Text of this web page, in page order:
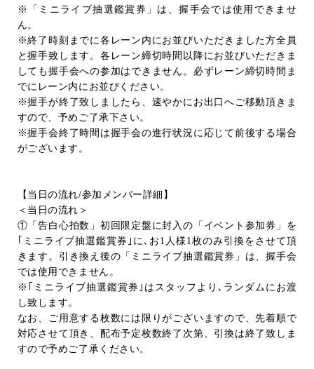
※「ミニライブ抽選鑑賞券」は、握手会では使用できませ
ん。
※終了時刻までに各レーン内にお並びいただきました方全員
と握手致します。各レーン締切時間以降にお並びいただきま
しても握手会への参加はできません。必ずレーン締切時間ま
でにレーン内にお並びください。
※握手が終了致しましたら、速やかにお出口へご移動頂きま
すので、予めご了承下さい。
※握手会終了時間は握手会の進行状況に応じて前後する場合
がございます。
【当日の流れ/参加メンバー詳細】
＜当日の流れ＞
①「告白心拍数」初回限定盤に封入の「イベント参加券」を
｢ミニライブ抽選鑑賞券｣に､お 1 人様 1枚のみ引換をさせて頂
きます。引き換え後の「ミニライブ抽選鑑賞券」は、握手会
では使用できません。
※｢ミニライブ抽選鑑賞券｣はスタッフより､ランダムにお渡
し致します。
なお、ご用意する枚数には限りがございますので、先着順で
対応させて頂き、配布予定枚数終了次第、引換は終了致しま
すので予めご了承ください。